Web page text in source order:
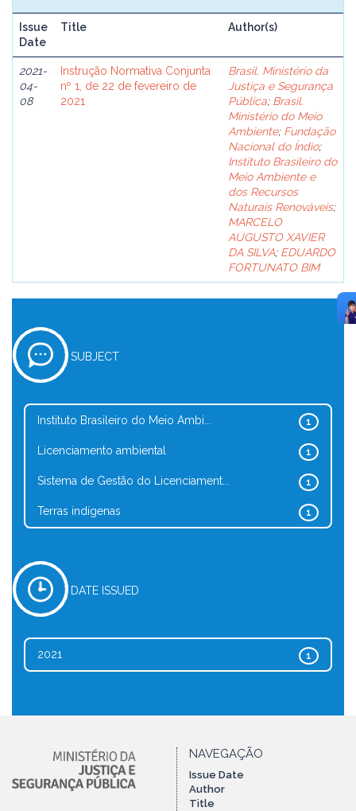
Issue
Date
Title Author(s)
2021-
04-
08
Instrução Normativa Conjunta
nº 1, de 22 de fevereiro de
2021
Brasil. Ministério da
Justiça e Segurança
Pública; Brasil.
Ministério do Meio
Ambiente; Fundação
Nacional do Índio;
Instituto Brasileiro do
Meio Ambiente e
dos Recursos
Naturais Renováveis;
MARCELO
AUGUSTO XAVIER
DA SILVA; EDUARDO
FORTUNATO BIM
SUBJECT
1
Instituto Brasileiro do Meio Ambi...
1
Licenciamento ambiental
1
Sistema de Gestão do Licenciament...
1
Terras indígenas
DATE ISSUED
1
2021
NAVEGAÇÃO
Issue Date
Author
Title